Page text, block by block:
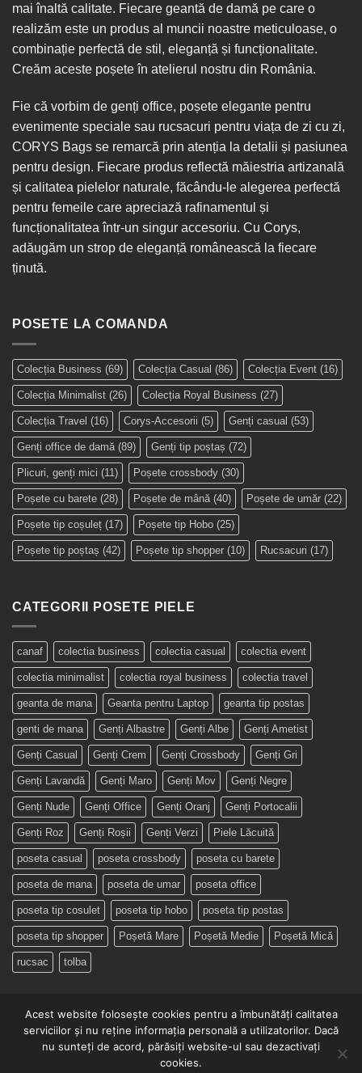
mai înaltă calitate. Fiecare geantă de damă pe care o
realizăm este un produs al muncii noastre meticuloase, o
combinație perfectă de stil, eleganță și funcționalitate.
Creăm aceste poșete în atelierul nostru din România.
Fie că vorbim de genți office, poșete elegante pentru
evenimente speciale sau rucsacuri pentru viața de zi cu zi,
CORYS Bags se remarcă prin atenția la detalii și pasiunea
pentru design. Fiecare produs reflectă măiestria artizanală
și calitatea pielelor naturale, făcându-le alegerea perfectă
pentru femeile care apreciază rafinamentul și
funcționalitatea într-un singur accesoriu. Cu Corys,
adăugăm un strop de eleganță românească la fiecare
ținută.
POSETE LA COMANDA
Colecția Business (69) Colecția Casual (86) Colecția Event (16)
Colecția Minimalist (26) Colecția Royal Business (27)
Colecția Travel (16) Corys-Accesorii (5) Genți casual (53)
Genți office de damă (89) Genți tip poștaș (72)
Plicuri, genți mici (11) Poșete crossbody (30)
Poșete cu barete (28) Poșete de mână (40) Poșete de umăr (22)
Poșete tip coșuleț (17) Poșete tip Hobo (25)
Poșete tip poștaș (42) Poșete tip shopper (10) Rucsacuri (17)
CATEGORII POSETE PIELE
canaf colectia business colectia casual colectia event
colectia minimalist colectia royal business colectia travel
geanta de mana Geanta pentru Laptop geanta tip postas
genti de mana Genți Albastre Genți Albe Genți Ametist
Genți Casual Genți Crem Genți Crossbody Genți Gri
Genți Lavandă Genți Maro Genți Mov Genți Negre
Genți Nude Genți Office Genți Oranj Genți Portocalii
Genți Roz Genți Roșii Genți Verzi Piele Lăcuită
poseta casual poseta crossbody poseta cu barete
poseta de mana poseta de umar poseta office
poseta tip cosulet poseta tip hobo poseta tip postas
poseta tip shopper Poșetă Mare Poșetă Medie Poșetă Mică
rucsac tolba
CUNOAȘTE-NE!
POLITICA DE CONFIDENTIALITATE
Acest website folosește cookies pentru a îmbunătăți calitatea
serviciilor și nu reține informația personală a utilizatorilor. Dacă
nu sunteți de acord, părăsiți website-ul sau dezactivați
cookies.